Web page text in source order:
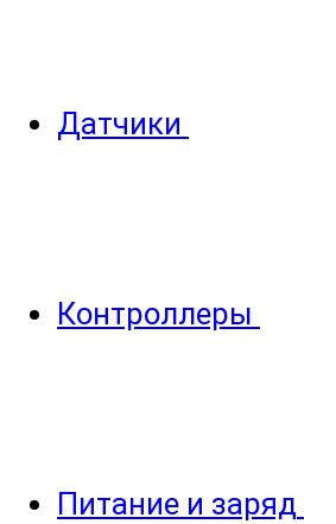
Датчики
Контроллеры
Питание и заряд